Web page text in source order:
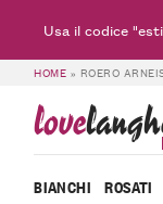
HOME » ROERO ARNEIS DOCG
love
BIANCHI ROSATI
Usa il codice